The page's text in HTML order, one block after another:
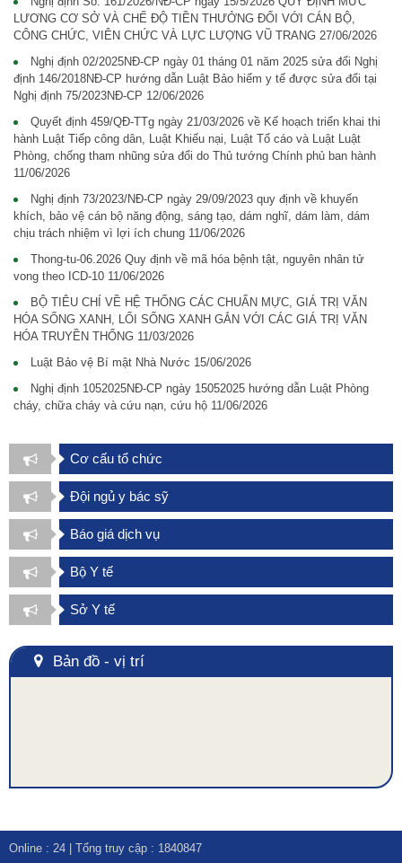
LƯƠNG CƠ SỞ VÀ CHẾ ĐỘ TIỀN THƯỞNG ĐỐI VỚI CÁN BỘ,
CÔNG CHỨC, VIÊN CHỨC VÀ LỰC LƯỢNG VŨ TRANG 27/06/2026
Nghị định 02/2025NĐ-CP ngày 01 tháng 01 năm 2025 sửa đổi Nghị
định 146/2018NĐ-CP hướng dẫn Luật Bảo hiểm y tế được sửa đổi tại
Nghị định 75/2023NĐ-CP 12/06/2026
Quyết định 459/QĐ-TTg ngày 21/03/2026 về Kế hoạch triển khai thi
hành Luật Tiếp công dân, Luật Khiếu nại, Luật Tố cáo và Luật Luật
Phòng, chống tham nhũng sửa đổi do Thủ tướng Chính phủ ban hành
11/06/2026
Nghị định 73/2023/NĐ-CP ngày 29/09/2023 quy định về khuyến
khích, bảo vệ cán bộ năng động, sáng tạo, dám nghĩ, dám làm, dám
chịu trách nhiệm vì lợi ích chung 11/06/2026
Thong-tu-06.2026 Quy định về mã hóa bệnh tật, nguyên nhân tử
vong theo ICD-10 11/06/2026
BỘ TIÊU CHÍ VỀ HỆ THỐNG CÁC CHUẨN MỰC, GIÁ TRỊ VĂN
HÓA SỐNG XANH, LỐI SỐNG XANH GẮN VỚI CÁC GIÁ TRỊ VĂN
HÓA TRUYỀN THỐNG 11/03/2026
Luật Bảo vệ Bí mật Nhà Nước 15/06/2026
Nghị định 1052025NĐ-CP ngày 15052025 hướng dẫn Luật Phòng
cháy, chữa cháy và cứu nạn, cứu hộ 11/06/2026
Cơ cấu tổ chức
Đội ngủ y bác sỹ
Báo giá dịch vụ
Bộ Y tế
Sở Y tế
Bản đồ - vị trí
Online : 24 | Tổng truy cập : 1840847